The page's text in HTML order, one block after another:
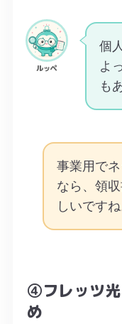
ルッペ
個
よ
も
事業用で
なら、領
しいですね
④フレッツ
め